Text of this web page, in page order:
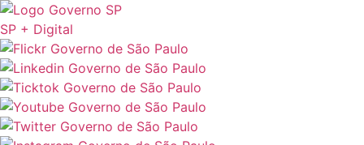
SP + Digital